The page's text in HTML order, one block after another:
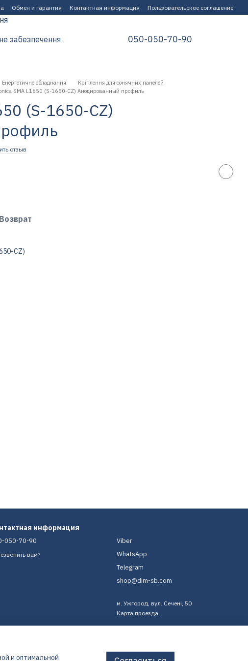
Обмен и гарантия Контактная информация Пользовательское соглашение
забезпечення
050-050-70-90
Енергетичне обладнання
Кріплення для сонячних панелей
SMA L1650 (S-1650-CZ) Анодированный профиль
(S-1650-CZ)
отзыв
Возврат
CZ)
информация
050-70-90
вам?
Viber
WhatsApp
Telegram
shop@dim-sb.com
м. Ужгород, вул. Сечені, 50
Карта проезда
и оптимальной